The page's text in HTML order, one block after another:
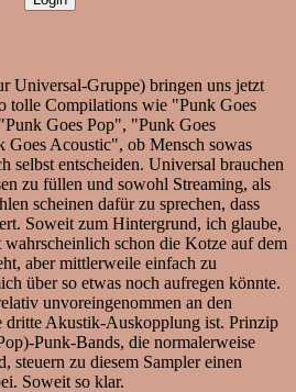
Universal-Gruppe) bringen uns jetzt
tolle Compilations wie "Punk Goes
Goes Pop", "Punk Goes
Goes Acoustic", ob Mensch sowas
selbst entscheiden. Universal brauchen
zu füllen und sowohl Streaming, als
scheinen dafür zu sprechen, dass
Soweit zum Hintergrund, ich glaube,
schon die Kotze auf dem
aber mittlerweile einfach zu
über so etwas noch aufregen könnte.
unvoreingenommen an den
dritte Akustik-Auskopplung ist. Prinzip
Punk-Bands, die normalerweise
steuern zu diesem Sampler einen
Soweit so klar.